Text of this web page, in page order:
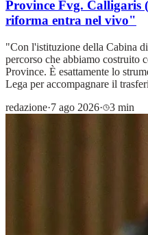
Province Fvg. Calligaris
riforma entra nel vivo"
"Con l'istituzione della Cabina
percorso che abbiamo costruito
Province. È esattamente lo
Lega per accompagnare il
redazione·7 ago 2026· 3 min